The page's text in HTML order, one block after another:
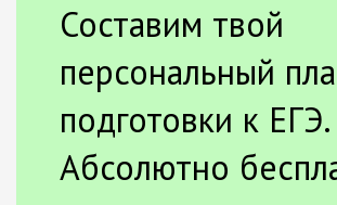
Составим твой
персональный
подготовки к ЕГЭ.
Абсолютно